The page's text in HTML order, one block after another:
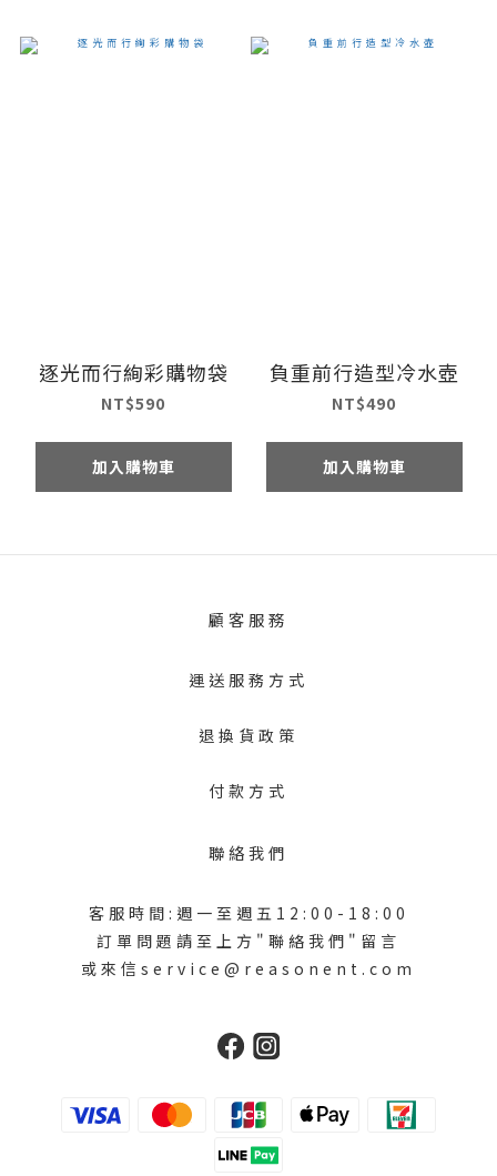
逐光而行絢彩購物袋
NT$590
加入購物車
負重前行造型冷水壺
NT$490
加入購物車
顧客服務
運送服務方式
退換貨政策
付款方式
聯絡我們
客服時間:週一至週五12:00-18:00
訂單問題請至上方"聯絡我們"留言
或來信service@reasonent.com